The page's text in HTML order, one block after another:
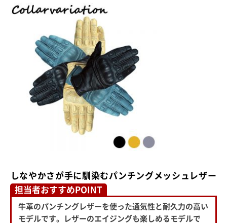
しなやかさが手に馴染むパンチングメッシュレザー
担当者おすすめPOINT
牛革のパンチングレザーを使った通気性と耐久力の高い
モデルです。レザーのエイジングも楽しめるモデルで